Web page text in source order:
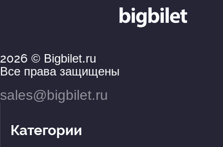
2026 © Bigbilet.ru
Все права защищены
sales@bigbilet.ru
Категории